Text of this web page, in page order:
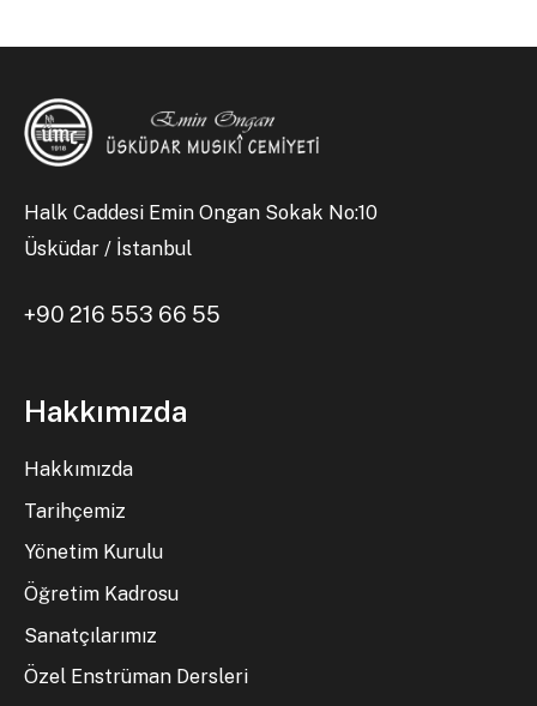
Halk Caddesi Emin Ongan Sokak No:10
Üsküdar / İstanbul
+90 216 553 66 55
Hakkımızda
Hakkımızda
Tarihçemiz
Yönetim Kurulu
Öğretim Kadrosu
Sanatçılarımız
Özel Enstrüman Dersleri